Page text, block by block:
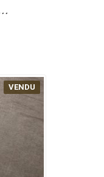
VENDU